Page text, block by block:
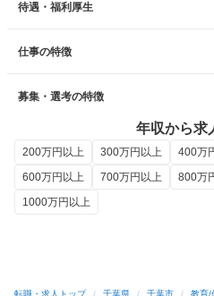
待遇・福利厚生
仕事の特徴
募集・選考の特徴
年収から求
200万円以上 300万円以上 400万
600万円以上
700万円以上 800万
1000万円以上
転職・求人トップ / 千葉県 / 千葉市 / 教育/